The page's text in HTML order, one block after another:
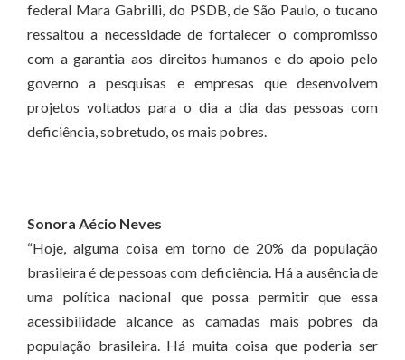
federal Mara Gabrilli, do PSDB, de São Paulo, o tucano
ressaltou a necessidade de fortalecer o compromisso
com a garantia aos direitos humanos e do apoio pelo
governo a pesquisas e empresas que desenvolvem
projetos voltados para o dia a dia das pessoas com
deficiência, sobretudo, os mais pobres.
Sonora Aécio Neves
“Hoje, alguma coisa em torno de 20% da população
brasileira é de pessoas com deficiência. Há a ausência de
uma política nacional que possa permitir que essa
acessibilidade alcance as camadas mais pobres da
população brasileira. Há muita coisa que poderia ser